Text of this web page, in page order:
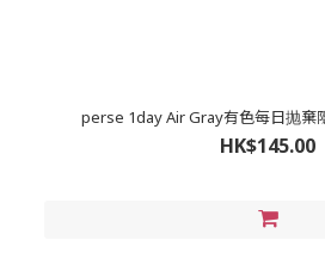
perse 1day Air Gray有色每日抛棄
HK$145.00